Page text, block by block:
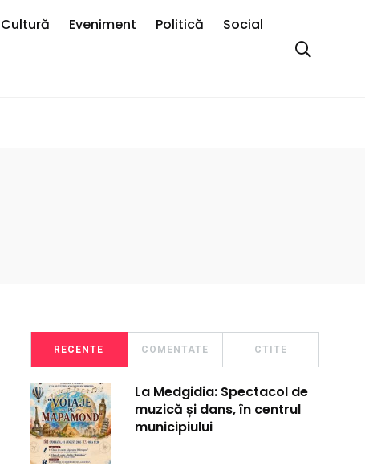
Cultură Eveniment Politică
Social
RECENTE COMENTATE CTITE
La Medgidia: Spectacol de
muzică și dans, în centrul
municipiului